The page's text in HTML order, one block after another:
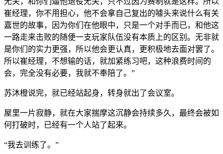
崔经理，你不用担心，他不会拿自己复出的噱头来说什么有关
嘉世的故事，因为你们在他眼中，只是一个对手而已，和他这
一路走来击败的随便一支玩家队伍没有本质上的区别。无非就
是你们的实力更强，所以他会更认真，更积极地去面对罢了。
所以崔经理，不想输的话，就加紧练习吧，这种浪费时间的
会，完全没有必要，我就不奉陪了。”
苏沐橙说完，就已经站起身，转身就出了会议室。
屋里一片寂静，就在大家揣摩这沉静会持续多久，最终会被如
何打破时，已经有一个人站了起来。
“我去训练了。”